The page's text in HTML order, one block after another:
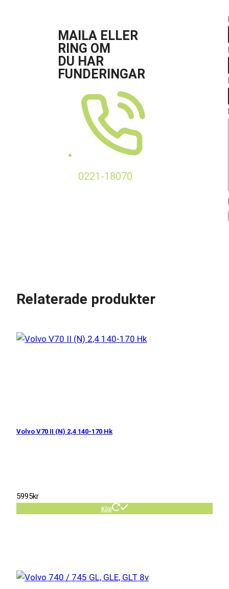
MAILA ELLER
RING OM
DU HAR
FUNDERINGAR
0221-18070
Relaterade produkter
Volvo V70 II (N) 2,4 140-170 Hk
5995kr
Köp